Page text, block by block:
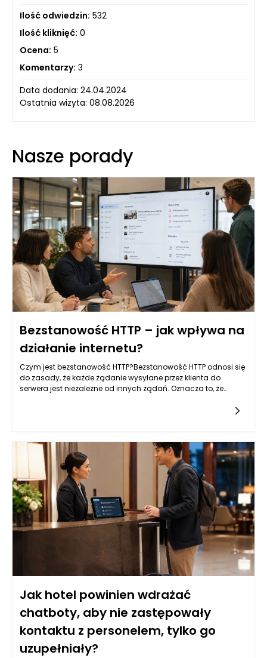
Ilość odwiedzin: 532
Ilość kliknięć: 0
Ocena: 5
Komentarzy: 3
Data dodania: 24.04.2024
Ostatnia wizyta: 08.08.2026
Nasze porady
Bezstanowość HTTP – jak wpływa na
działanie internetu?
Czym jest bezstanowość HTTP?Bezstanowość HTTP odnosi się
do zasady, że każde żądanie wysyłane przez klienta do
serwera jest niezależne od innych żądań. Oznacza to, że
Jak hotel powinien wdrażać
chatboty, aby nie zastępowały
kontaktu z personelem, tylko go
uzupełniały?